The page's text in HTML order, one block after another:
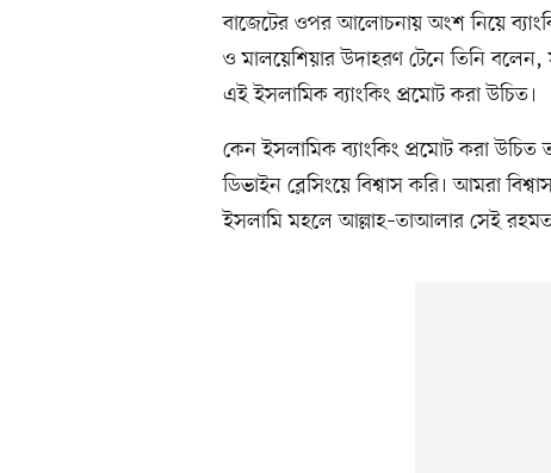
বাজেটের ওপর আলোচনায় অংশ নিয়ে
ও মালয়েশিয়ার উদাহরণ টেনে তিনি বলেন,
এই ইসলামিক ব্যাংকিং প্রমোট করা উচিত।
কেন ইসলামিক ব্যাংকিং প্রমোট করা উচিত
ডিভাইন ব্লেসিংয়ে বিশ্বাস করি। আমরা
ইসলামি মহলে আল্লাহ–তাআলার সেই